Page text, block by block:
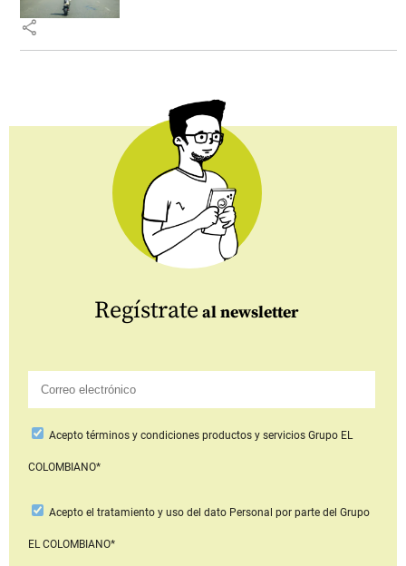
share
Regístrate al newsletter
Aceptotérminos y condiciones productos y serviciosGrupo EL
COLOMBIANO*
Acepto el tratamiento y uso del dato Personal por parte del Grupo
EL COLOMBIANO*